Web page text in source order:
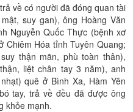
về có người đã đóng quan tài
suy gan), ông Hoàng Văn
Nguyễn Quốc Thực (bệnh xơ
Chiêm Hóa tỉnh Tuyên Quang;
thận mãn, phù toàn thân),
liệt chân tay 3 năm), anh
quê ở Bình Xa, Hàm Yên
tay, trả về đều đã được ông
khỏe mạnh.